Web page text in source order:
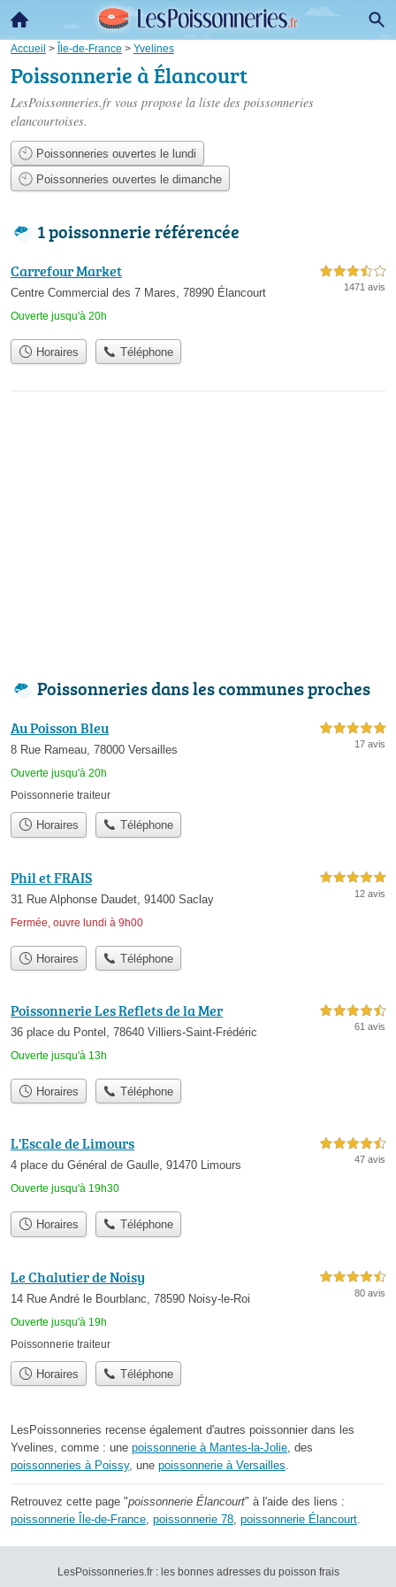
Accueil > Île-de-France > Yvelines
Poissonnerie à Élancourt
LesPoissonneries.fr vous propose la liste des poissonneries
elancourtoises.
Poissonneries ouvertes le lundi
Poissonneries ouvertes le dimanche
1 poissonnerie référencée
Carrefour Market
Centre Commercial des 7 Mares, 78990 Élancourt
Ouverte jusqu'à 20h
3,5 étoiles sur 5
1471 avis
Horaires Téléphone
Poissonneries dans les communes proches
Au Poisson Bleu
8 Rue Rameau, 78000 Versailles
Ouverte jusqu'à 20h
5,0 étoiles sur 5
17 avis
Poissonnerie traiteur
Horaires Téléphone
Phil et FRAIS
31 Rue Alphonse Daudet, 91400 Saclay
Fermée, ouvre lundi à 9h00
5,0 étoiles sur 5
12 avis
Horaires Téléphone
Poissonnerie Les Reflets de la Mer
36 place du Pontel, 78640 Villiers-Saint-Frédéric
Ouverte jusqu'à 13h
4,5 étoiles sur 5
61 avis
Horaires Téléphone
L'Escale de Limours
4 place du Général de Gaulle, 91470 Limours
Ouverte jusqu'à 19h30
4,5 étoiles sur 5
47 avis
Horaires Téléphone
Le Chalutier de Noisy
14 Rue André le Bourblanc, 78590 Noisy-le-Roi
Ouverte jusqu'à 19h
4,5 étoiles sur 5
80 avis
Poissonnerie traiteur
Horaires Téléphone
LesPoissonneries recense également d'autres poissonnier dans les
Yvelines, comme : une poissonnerie à Mantes-la-Jolie, des
poissonneries à Poissy, une poissonnerie à Versailles.
Retrouvez cette page "poissonnerie Élancourt" à l'aide des liens :
poissonnerie Île-de-France, poissonnerie 78, poissonnerie Élancourt.
LesPoissonneries.fr : les bonnes adresses du poisson frais